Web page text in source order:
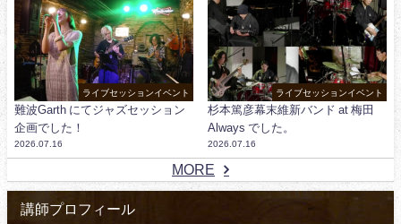
ライブセッションイベント
難波Garth にてジャズセッション
企画でした！
2026.07.16
ライブセッションイベント
杉本篤彦幕末維新バンド at 梅田
Always でした。
2026.07.16
MORE
講師プロフィール